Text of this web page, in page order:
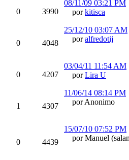
0 3990
08/11/09 03:21 PM
porkitisca
0 4048
25/12/10 03:07 AM
poralfredotij
0 4207
03/04/11 11:54 AM
porLira U
1 4307
11/06/14 08:14 PM
por Anonimo
0 4439
15/07/10 07:52 PM
por Manuel